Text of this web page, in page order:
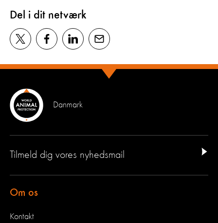
Del i dit netværk
Danmark
Tilmeld dig vores nyhedsmail
Om os
Kontakt